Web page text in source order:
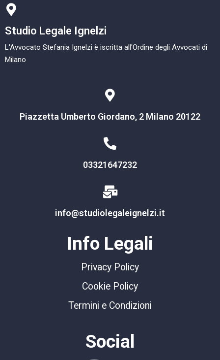
Studio Legale Ignelzi
L'Avvocato Stefania Ignelzi è iscritta all'Ordine degli Avvocati di
Milano
Piazzetta Umberto Giordano, 2 Milano 20122
03321647232
info@studiolegaleignelzi.it
Info Legali
Privacy Policy
Cookie Policy
Termini e Condizioni
Social